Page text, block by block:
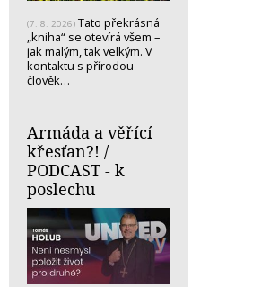
(7. 8. 2026) Tato překrásná
„kniha“ se otevírá všem –
jak malým, tak velkým. V
kontaktu s přírodou
člověk…
Armáda a věřící
křesťan?! /
PODCAST - k
poslechu